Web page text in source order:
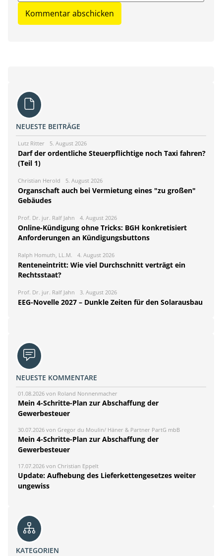
NEUESTE BEITRÄGE
Lutz Ritter 5. August 2026
Darf der ordentliche Steuerpflichtige noch Taxi fahren?
(Teil 1)
Christian Herold 5. August 2026
Organschaft auch bei Vermietung eines "zu großen"
Gebäudes
Prof. Dr. jur. Ralf Jahn 4. August 2026
Online-Kündigung ohne Tricks: BGH konkretisiert
Anforderungen an Kündigungsbuttons
Ralph Homuth, LL.M. 4. August 2026
Renteneintritt: Wie viel Durchschnitt verträgt ein
Rechtsstaat?
Prof. Dr. jur. Ralf Jahn 3. August 2026
EEG-Novelle 2027 – Dunkle Zeiten für den Solarausbau
NEUESTE KOMMENTARE
01.08.2026 von Roland Nonnenmacher
Mein 4-Schritte-Plan zur Abschaffung der
Gewerbesteuer
30.07.2026 von Gregor du Moulin/ Häner & Partner PartG mbB
Mein 4-Schritte-Plan zur Abschaffung der
Gewerbesteuer
17.07.2026 von Christian Eppelt
Update: Aufhebung des Lieferkettengesetzes weiter
ungewiss
KATEGORIEN